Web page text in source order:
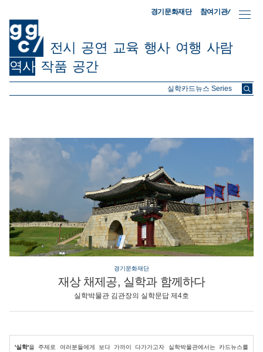
경기문화재단 참여기관/
전시 공연 교육 행사 여행 사람
역사 작품 공간
ggc/
경기문화재단
재상 채제공, 실학과 함께하다
실학박물관 김관장의 실학문답 제4호
'실학'을 주제로 여러분들에게 보다 가까이 다가가고자 실학박물관에서는 카드뉴스를